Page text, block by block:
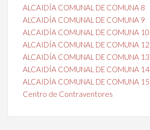
ALCAIDÍA COMUNAL DE COMUNA 8
ALCAIDÍA COMUNAL DE COMUNA 9
ALCAIDÍA COMUNAL DE COMUNA 10
ALCAIDÍA COMUNAL DE COMUNA 12
ALCAIDÍA COMUNAL DE COMUNA 13
ALCAIDÍA COMUNAL DE COMUNA 14
ALCAIDÍA COMUNAL DE COMUNA 15
Centro de Contraventores